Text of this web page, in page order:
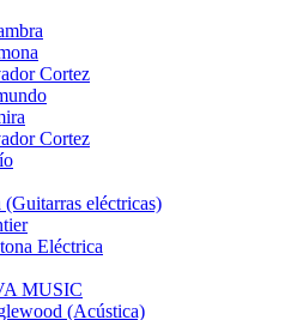
Cortez
Cortez
(Guitarras eléctricas)
Eléctrica
MUSIC
(Acústica)